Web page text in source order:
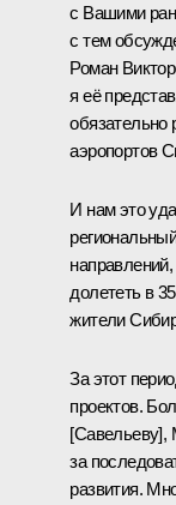
с Вашими
с тем
Роман
я её
обязательно
аэропортов
И нам это
долететь в
жители
За этот
проектов.
[Савельеву],
за
развития.